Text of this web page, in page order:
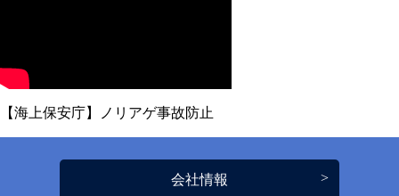
【海上保安庁】ノリアゲ事故防止
会社情報